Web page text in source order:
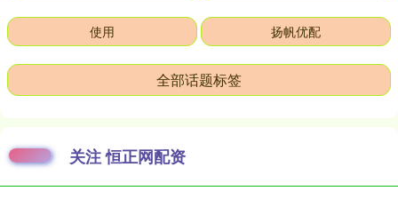
使用 扬帆优配
全部话题标签
关注 恒正网配资